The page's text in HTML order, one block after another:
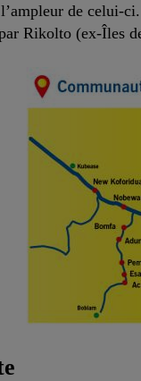
de celui-ci.
Rikolto (ex-Îles